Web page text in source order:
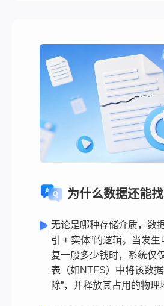
为什么数据还能找
无论是哪种存储介质，数
引 + 实体”的逻辑。当发
复一般多少钱时，系统仅
表（如NTFS）中将该数据
除”，并释放其占用的物理